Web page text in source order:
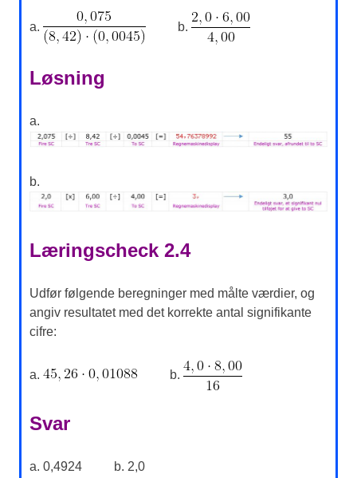
a. b.
Løsning
a.
b.
Læringscheck 2.4
Udfør følgende beregninger med målte værdier, og
angiv resultatet med det korrekte antal signifikante
cifre:
a. b.
Svar
a. 0,4924 b. 2,0